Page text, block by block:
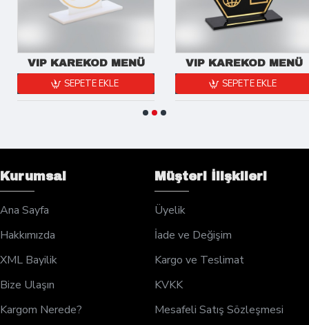
VIP KAREKOD MENÜ
SEPETE EKLE
VIP KAREKOD MENÜ
SEPETE EKLE
Kurumsal
Ana Sayfa
Hakkımızda
XML Bayilik
Bize Ulaşın
Kargom Nerede?
Müşteri İlişkileri
Üyelik
İade ve Değişim
Kargo ve Teslimat
KVKK
Mesafeli Satış Sözleşmesi